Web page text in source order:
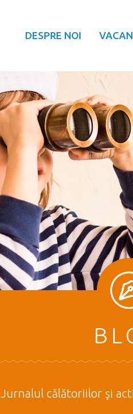
DESPRE NOI
Jurnalul călătoriilor şi